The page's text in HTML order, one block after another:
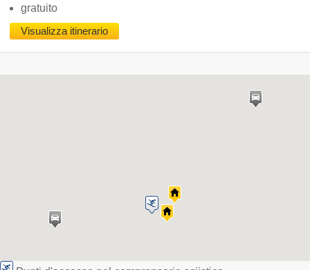
gratuito
Visualizza itinerario